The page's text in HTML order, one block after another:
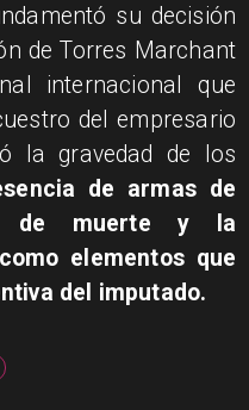
su decisión
de Torres Marchant
internacional que
del empresario
la gravedad de los
de armas de
de muerte y la
elementos que
del imputado.